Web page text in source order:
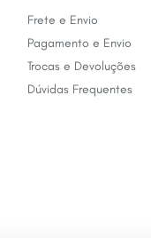
Frete e Envio
Pagamento e Envio
Trocas e Devoluções
Dúvidas Frequentes